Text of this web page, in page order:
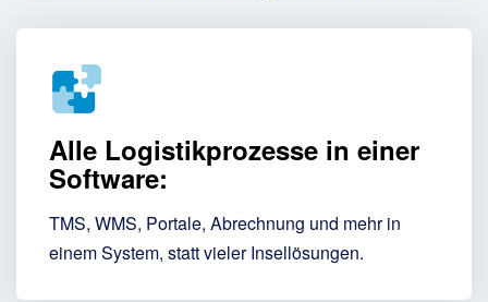
Alle Logistikprozesse in einer
Software:
TMS, WMS, Portale, Abrechnung und mehr in
einem System, statt vieler Insellösungen.